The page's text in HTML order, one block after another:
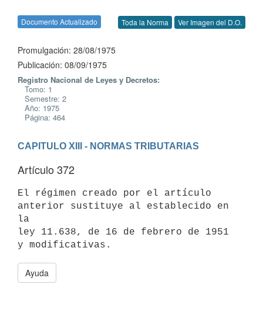
Documento Actualizado Toda la Norma Ver Imagen del D.O.
Promulgación: 28/08/1975
Publicación: 08/09/1975
Registro Nacional de Leyes y Decretos:
Tomo: 1
Semestre: 2
Año: 1975
Página: 464
CAPITULO XIII - NORMAS TRIBUTARIAS
Artículo 372
El régimen creado por el artículo
anterior sustituye al establecido en
la
ley 11.638, de 16 de febrero de 1951
Ayuda